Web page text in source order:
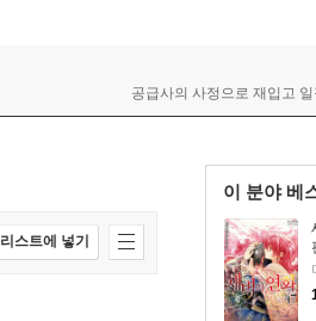
공급사의 사정으로 재입고 일
이 분야 베
리스트에 넣기